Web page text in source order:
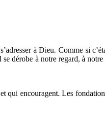
à Dieu. Comme si
dérobe à notre regard, à
encouragent. Les